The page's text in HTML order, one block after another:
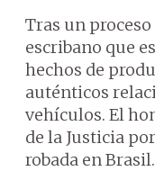
Tras un
escribano que
hechos de
auténticos
vehículos. El
de la Justicia
robada en Brasil.